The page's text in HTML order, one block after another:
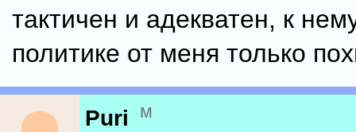
тактичен и адекватен, к
политике от меня только
Puri м